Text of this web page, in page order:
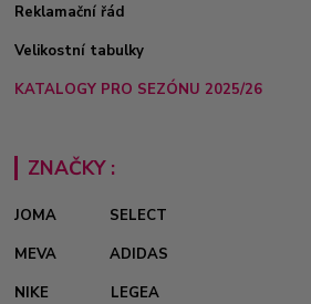
Reklamační řád
Velikostní tabulky
KATALOGY PRO SEZÓNU 2025/26
ZNAČKY :
JOMA
SELECT
MEVA
ADIDAS
NIKE
LEGEA